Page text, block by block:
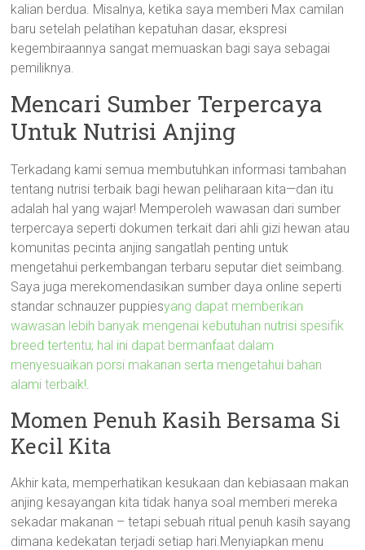
kalian berdua. Misalnya, ketika saya memberi Max camilan
baru setelah pelatihan kepatuhan dasar, ekspresi
kegembiraannya sangat memuaskan bagi saya sebagai
pemiliknya.
Mencari Sumber Terpercaya
Untuk Nutrisi Anjing
Terkadang kami semua membutuhkan informasi tambahan
tentang nutrisi terbaik bagi hewan peliharaan kita—dan itu
adalah hal yang wajar! Memperoleh wawasan dari sumber
terpercaya seperti dokumen terkait dari ahli gizi hewan atau
komunitas pecinta anjing sangatlah penting untuk
mengetahui perkembangan terbaru seputar diet seimbang.
Saya juga merekomendasikan sumber daya online seperti
standar schnauzer puppiesyang dapat memberikan
wawasan lebih banyak mengenai kebutuhan nutrisi spesifik
breed tertentu; hal ini dapat bermanfaat dalam
menyesuaikan porsi makanan serta mengetahui bahan
alami terbaik!.
Momen Penuh Kasih Bersama Si
Kecil Kita
Akhir kata, memperhatikan kesukaan dan kebiasaan makan
anjing kesayangan kita tidak hanya soal memberi mereka
sekadar makanan – tetapi sebuah ritual penuh kasih sayang
dimana kedekatan terjadi setiap hari.Menyiapkan menu